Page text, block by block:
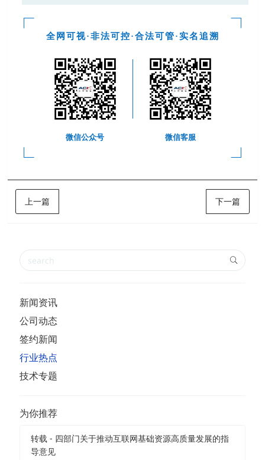
全网可视·非法可控·合法可管·实名追溯
微信公众号 微信客服
上一篇 下一篇
新闻资讯
公司动态
签约新闻
行业热点
技术专题
为你推荐
转载 - 四部门关于推动互联网基础资源高质量发展的指
导意见